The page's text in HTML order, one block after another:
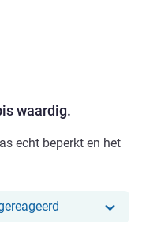
vinden we Ibis
waardig.
5
echt beperkt en het
Ons hotel